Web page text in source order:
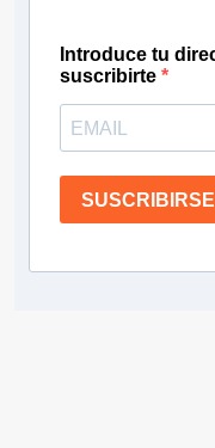
Introduce tu
suscribirte
SUSCRIBIRSE